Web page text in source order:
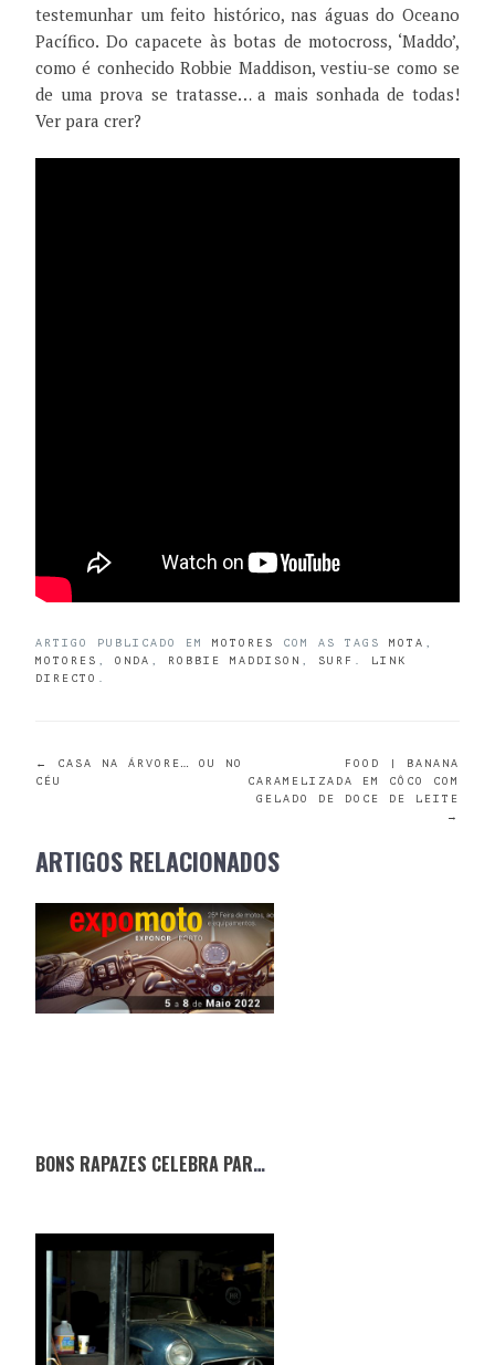
testemunhar um feito histórico, nas águas do Oceano
Pacífico. Do capacete às botas de motocross, ‘Maddo’,
como é conhecido Robbie Maddison, vestiu-se como se
de uma prova se tratasse… a mais sonhada de todas!
Ver para crer?
ARTIGO PUBLICADO EM MOTORES COM AS TAGS MOTA
MOTORES
ONDA ROBBIE MADDISON SURF
LINK
DIRECTO
POST
←
CASA NA ÁRVORE… OU NO
CÉU
FOOD | BANANA
CARAMELIZADA EM CÔCO COM
GELADO DE DOCE DE LEITE
→
ARTIGOS RELACIONADOS
BONS RAPAZES CELEBRA PARCERIA COM A EXPOMOTO